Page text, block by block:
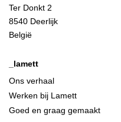
Ter Donkt 2
8540 Deerlijk
België
_lamett
Ons verhaal
Werken bij Lamett
Goed en graag gemaakt